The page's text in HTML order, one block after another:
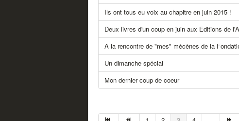
Ils ont tous eu voix au chapitre en juin 2015 !
Deux livres d'un coup en juin aux Editions de
A la rencontre de "mes" mécènes de la
Un dimanche spécial
Mon dernier coup de coeur